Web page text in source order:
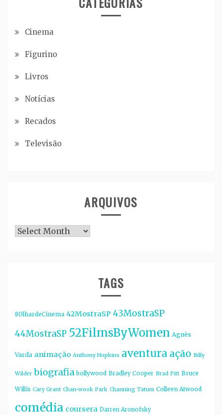
Cinema
Figurino
Livros
Notícias
Recados
Televisão
ARQUIVOS
Arquivos
TAGS
8OlhardeCinema 42MostraSP 43MostraSP
44MostraSP 52FilmsByWomen Agnès
Varda animação Anthony Hopkins aventura ação Billy
Wilder biografia bollywood Bradley Cooper Brad Pitt Bruce
Willis Cary Grant Chan-wook Park Channing Tatum Colleen Atwood
comédia coursera Darren Aronofsky